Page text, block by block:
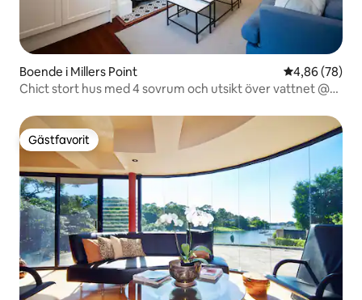
Boende i Millers Point 4,86 av 5 i
4,86 (78)
Chict stort hus med 4 sovrum och utsikt över vattnet @
Gästfavorit
Gästfavorit